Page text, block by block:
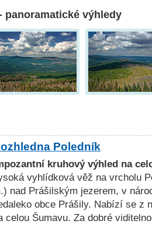
panoramatické výhledy
Poledník
kruhový výhled na
vyhlídková věž na vrcholu
nad Prášilským jezerem, v
obce Prášily. Nabízí se z
celou Šumavu. Za dobré